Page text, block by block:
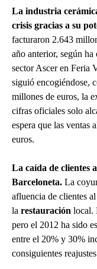
La industria
crisis gracias a su
facturaron 2.643
año anterior, según
sector Ascer en Feria
siguió encogiéndose,
millones de euros, la
cifras oficiales solo
espera que las ventas
euros.
La caída de clientes
Barceloneta. La
afluencia de clientes
la restauración local.
pero el 2012 ha sido
entre el 20% y 30%
consiguientes